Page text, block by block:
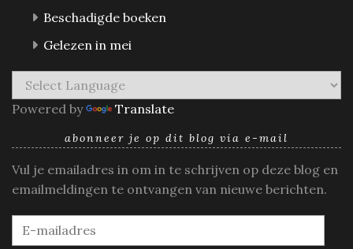
Beschadigde boeken
Gelezen in mei
Powered by Translate
abonneer je op dit blog via e-mail
Vul je emailadres in om in te schrijven op deze blog en
emailmeldingen te ontvangen van nieuwe berichten.
E-
mailadres